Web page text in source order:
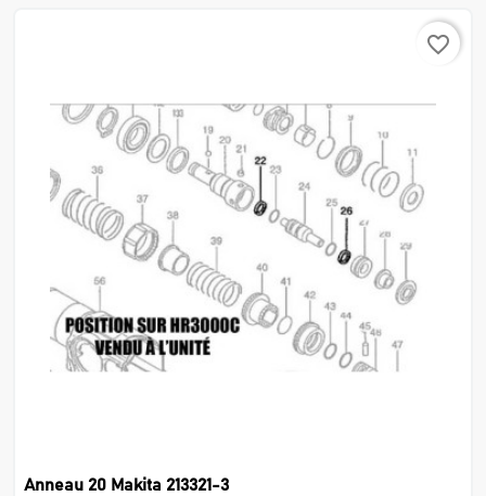
favorite_border
Anneau 20 Makita 213321-3